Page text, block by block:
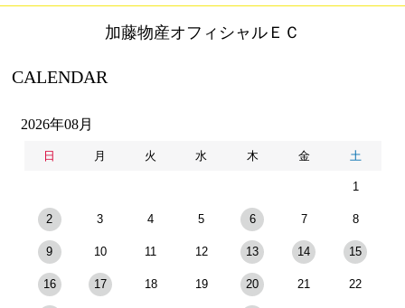
加藤物産オフィシャルＥＣ
CALENDAR
2026年08月
日 月 火 水 木 金 土
1
2 3 4 5 6 7 8
9 10 11 12 13 14 15
16 17 18 19 20 21 22